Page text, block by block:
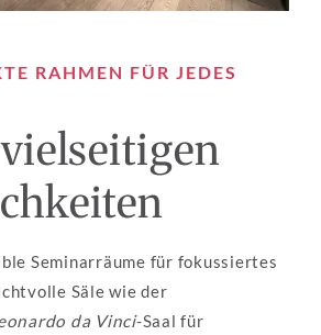
RAHMEN FÜR JEDES
Seminarräume für fokussiertes
Säle wie der
da Vinci-Saal für